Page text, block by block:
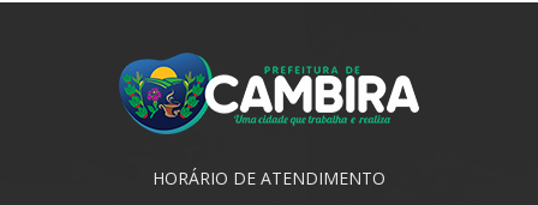
HORÁRIO DE ATENDIMENTO